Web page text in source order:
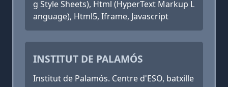
g Style Sheets), Html (HyperText Markup L
anguage), Html5, Iframe, Javascript
INSTITUT DE PALAMÓS
Institut de Palamós. Centre d'ESO, batxille